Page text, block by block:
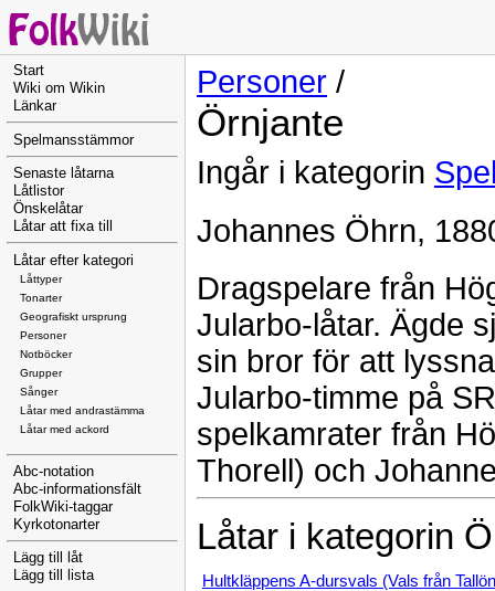
Start
Wiki om Wikin
Länkar
Spelmansstämmor
Senaste låtarna
Låtlistor
Önskelåtar
Låtar att fixa till
Låtar efter kategori
Låttyper
Tonarter
Geografiskt ursprung
Personer
Notböcker
Grupper
Sånger
Låtar med andrastämma
Låtar med ackord
Abc-notation
Abc-informationsfält
FolkWiki-taggar
Kyrkotonarter
Lägg till låt
Lägg till lista
Personer /
Örnjante
Ingår i kategorin
Johannes Öhrn,
Dragspelare från
Jularbo-låtar. Ägde
sin bror för att
Jularbo-timme på
spelkamrater från
Thorell) och
Låtar i kategorin
Hultkläppens A-dursvals (Vals från